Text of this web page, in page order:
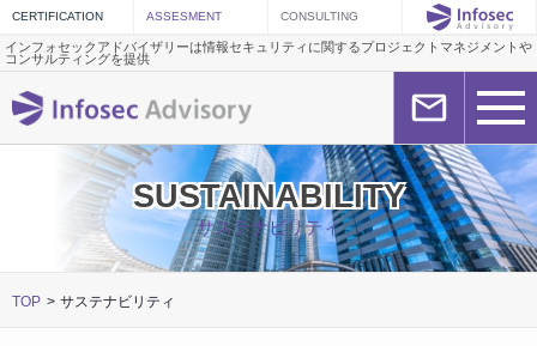
インフォセックアドバイザリーは情報セキュリティに関するプロジェクトマネジメントや
コンサルティングを提供
SUSTAINABILITY
サステナビリティ
TOP サステナビリティ